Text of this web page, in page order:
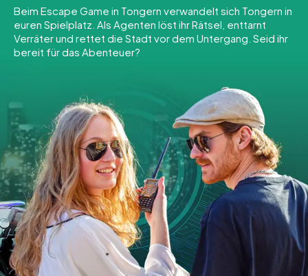
Touren
Teamevent
INT AT CH
DE
ES
FR UK
IE
IT
NL
Tickets buchen
Gutscheine bestellen
Beim Escape Game in Tongern verwandelt sich Tongern in
euren Spielplatz. Als Agenten löst ihr Rätsel, enttarnt
Verräter und rettet die Stadt vor dem Untergang. Seid ihr
bereit für das Abenteuer?